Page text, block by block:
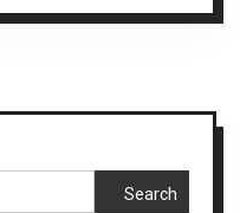
Search